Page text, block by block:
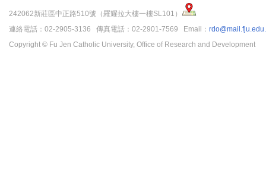
242062新莊區中正路510號（羅耀拉大樓一樓SL101）
連絡電話：02-2905-3136 傳真電話：02-2901-7569 Email：
Copyright © Fu Jen Catholic University, Office of Research and Development